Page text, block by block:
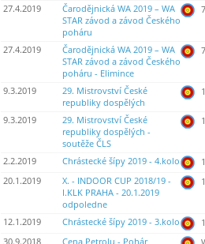
27.4.2019
Čarodějnická WA 2019 – WA
STAR závod a závod Českého
poháru
27.4.2019
Čarodějnická WA 2019 – WA
STAR závod a závod Českého
poháru - Elimince
9.3.2019
29. Mistrovství České
republiky dospělých
9.3.2019
29. Mistrovství České
republiky dospělých -
soutěže ČLS
2.2.2019 Chrástecké šípy 2019 - 4.kolo
20.1.2019
X. - INDOOR CUP 2018/19 -
I.KLK PRAHA - 20.1.2019
odpoledne
12.1.2019 Chrástecké šípy 2019 - 3.kolo
30.9.2018
Cena Petrolu - Pohár